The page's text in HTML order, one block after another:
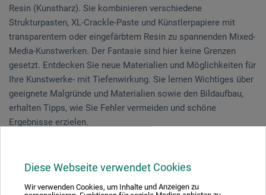
Diese Webseite verwendet Cookies
Wir verwenden Cookies, um Inhalte und Anzeigen zu
Resin (Kunstharz). Sie kombinieren verschiedene
Strukturpasten, XL-Crackle-Paste und Künstlerpapiere mit
transparentem oder eingefärbtem Resin zu spannenden Mixed-
Media-Kunstwerken. Der Fantasie sind hier keine Grenzen
gesetzt. Entdecken Sie neue Materialien und Möglichkeiten für
Ihre Kunstwerke- mit Tiefenwirkung. Sie lernen Wichtiges über
geeignete Malgründe und Materialien sowie den Bildaufbau,
erhalten Tipps, wie Sie Fehler vermeiden und schöne
Ergebnisse erzielen.
mehrere kleine Malgründe, mit denen Sie eine Serie erarbeiten